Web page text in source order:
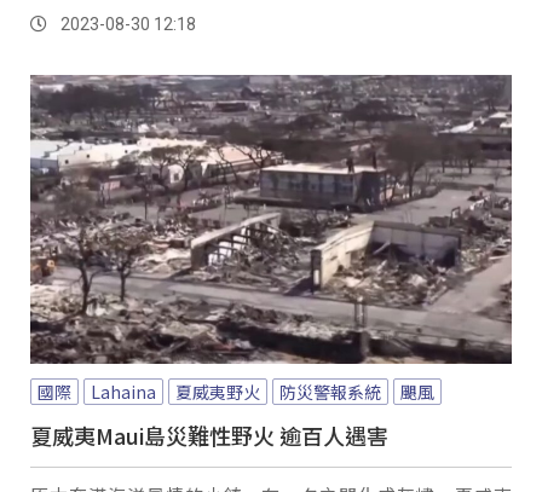
2023-08-30 12:18
國際 Lahaina 夏威夷野火 防災警報系統 颶風
夏威夷Maui島災難性野火 逾百人遇害